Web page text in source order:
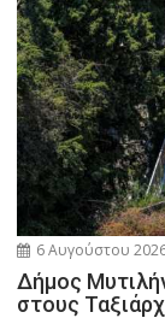
6 Αυγούστου
Δήμος
στους